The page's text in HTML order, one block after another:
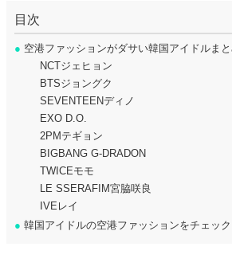
目次
● 空港ファッションがダサい韓国アイドルまと
NCTジェヒョン
BTSジョングク
SEVENTEENディノ
EXO D.O.
2PMテギョン
BIGBANG G-DRADON
TWICEモモ
LE SSERAFIM宮脇咲良
IVEレイ
● 韓国アイドルの空港ファッションをチェッ